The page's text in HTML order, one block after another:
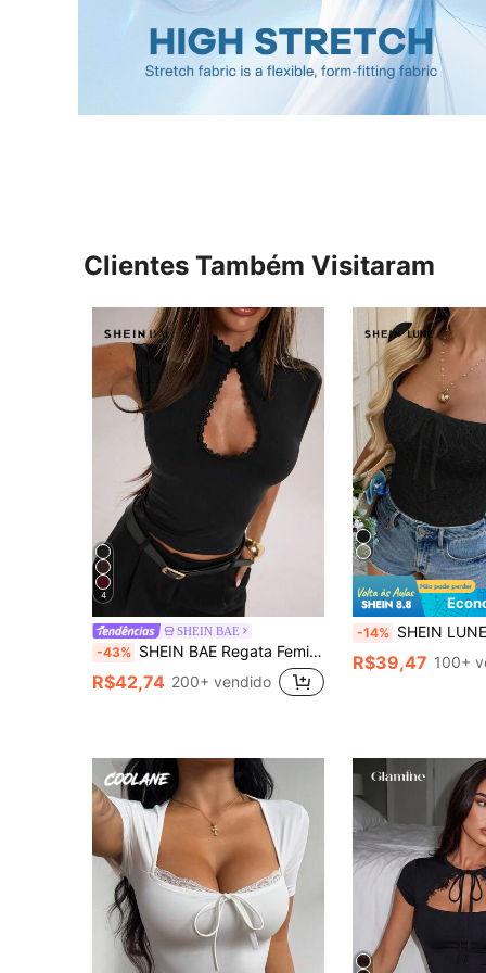
Clientes Também Visitaram
4
SHEIN BAE
-43% SHEIN BAE Regata Feminina Casual de Férias Primavera/Verão com Gola Pequena em Pé, Botão de Rã, Tecido de Renda Preta, Adequada para Férias na Praia, Férias na Praia, Férias Casuais com Irmãs, Uso Diário, Top de Renda Preta Semitransparente, Uso Casual na Rua
R$42,74 200+ vendido
-14% SHEIN LUNE Camiseta Curta Mini com Decote em Ombros, Manga Curta, Textura
R$39,47 100+